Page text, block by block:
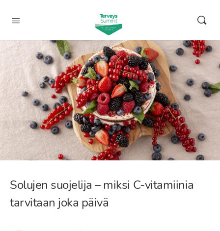
Solujen suojelija – miksi C-vitamiinia
tarvitaan joka päivä